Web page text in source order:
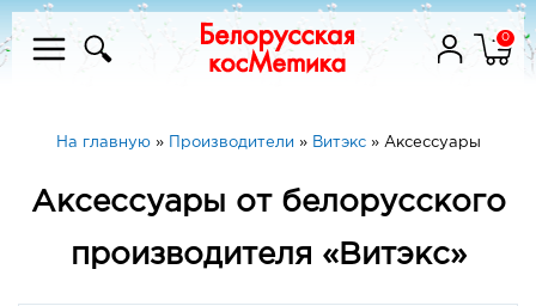
0
На главную» Производители » Витэкс» Аксессуары
Аксессуары от белорусского
производителя «Витэкс»